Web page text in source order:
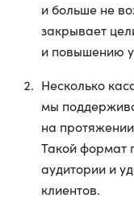
и больше не
закрывает
и повышению
Несколько
мы
на
Такой формат
аудитории и
клиентов.